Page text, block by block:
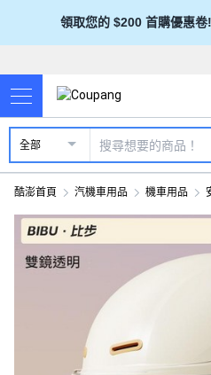
領取您的 $200 首購優惠卷!
全部
酷澎首頁 汽機車用品 機車用品